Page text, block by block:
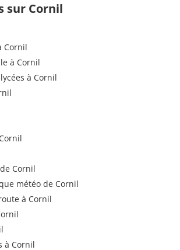
sur Cornil
Cornil
à Cornil
à Cornil
Cornil
météo de Cornil
à Cornil
à Cornil